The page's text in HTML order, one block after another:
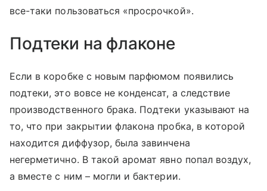
все-таки пользоваться «просрочкой».
Подтеки на флаконе
Если в коробке с новым парфюмом появились
подтеки, это вовсе не конденсат, а следствие
производственного брака. Подтеки указывают на
то, что при закрытии флакона пробка, в которой
находится диффузор, была завинчена
негерметично. В такой аромат явно попал воздух,
а вместе с ним – могли и бактерии.